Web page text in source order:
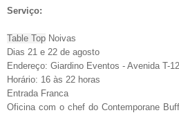
Serviço:
Table Top Noivas
Dias 21 e 22 de agosto
Endereço: Giardino Eventos - Avenida T-
Horário: 16 às 22 horas
Entrada Franca
Oficina com o chef do Contemporane